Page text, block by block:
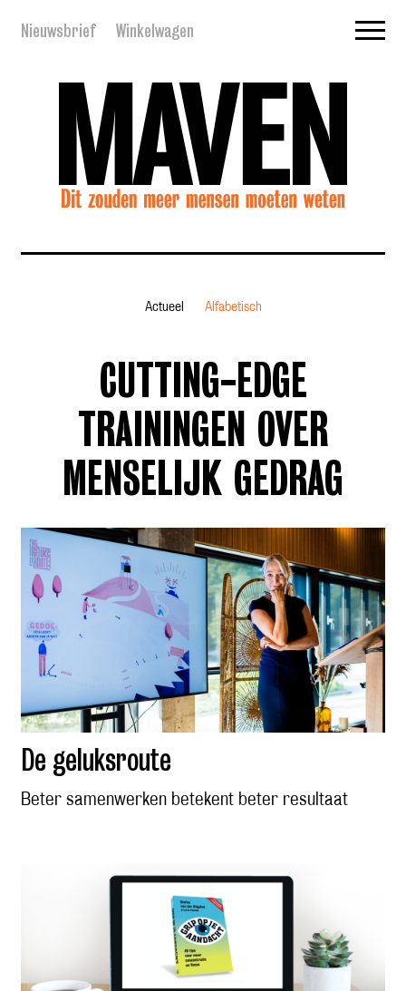
Nieuwsbrief Winkelwagen
Actueel Alfabetisch
CUTTING-EDGE
TRAININGEN OVER
MENSELIJK GEDRAG
De geluksroute
Beter samenwerken betekent beter resultaat